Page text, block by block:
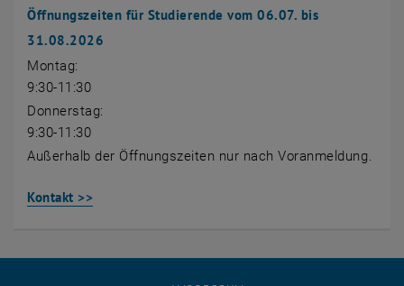
Öffnungszeiten für Studierende vom 06.07. bis
31.08.2026
Montag:
9:30-11:30
Donnerstag:
9:30-11:30
Außerhalb der Öffnungszeiten nur nach Voranmeldung.
Kontakt >>